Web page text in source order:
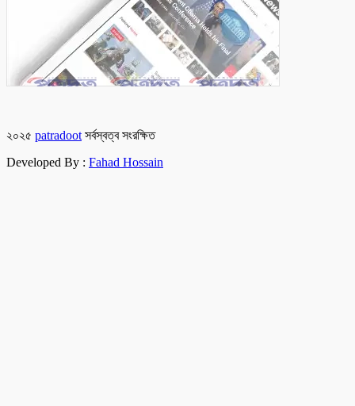
২০২৫ patradoot সর্বস্বত্ব সংরক্ষিত
Developed By : Fahad Hossain